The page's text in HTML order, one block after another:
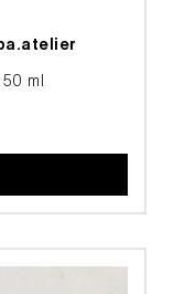
ml